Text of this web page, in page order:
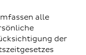
alle
der